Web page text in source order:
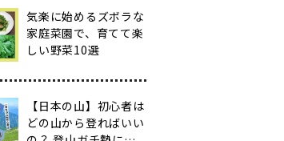
気楽に始めるズボラな
家庭菜園で、育てて楽
しい野菜10選
【日本の山】初心者は
どの山から登ればいい